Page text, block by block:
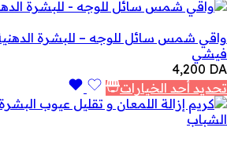
واقي شمس سائل للوجه – للبشرة
فيشي
4,200 DA
تحديد أحد الخيارات